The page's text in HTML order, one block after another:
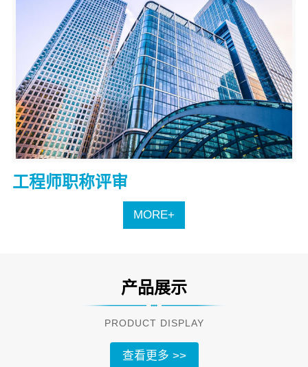
工程师职称评审
MORE+
产品展示
PRODUCT DISPLAY
查看更多 >>